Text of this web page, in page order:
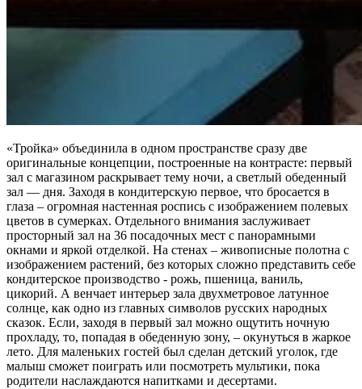
«Тройка» объединила в одном пространстве сразу две
оригинальные концепции, построенные на контрасте: первый
зал с магазином раскрывает тему ночи, а светлый обеденный
зал — дня. Заходя в кондитерскую первое, что бросается в
глаза – огромная настенная роспись с изображением полевых
цветов в сумерках. Отдельного внимания заслуживает
просторный зал на 36 посадочных мест с панорамными
окнами и яркой отделкой. На стенах – живописные полотна с
изображением растений, без которых сложно представить себе
кондитерское производство - рожь, пшеница, ваниль,
цикорий. А венчает интерьер зала двухметровое латунное
солнце, как одно из главных символов русских народных
сказок. Если, заходя в первый зал можно ощутить ночную
прохладу, то, попадая в обеденную зону, – окунуться в жаркое
лето. Для маленьких гостей был сделан детский уголок, где
малыш сможет поиграть или посмотреть мультики, пока
родители наслаждаются напитками и десертами.